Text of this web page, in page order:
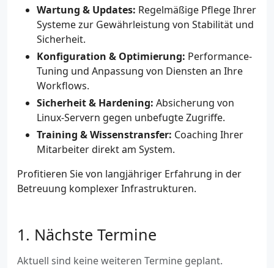
Wartung & Updates: Regelmäßige Pflege Ihrer
Systeme zur Gewährleistung von Stabilität und
Sicherheit.
Konfiguration & Optimierung: Performance-
Tuning und Anpassung von Diensten an Ihre
Workflows.
Sicherheit & Hardening: Absicherung von
Linux-Servern gegen unbefugte Zugriffe.
Training & Wissenstransfer: Coaching Ihrer
Mitarbeiter direkt am System.
Profitieren Sie von langjähriger Erfahrung in der
Betreuung komplexer Infrastrukturen.
Nächste Termine
Aktuell sind keine weiteren Termine geplant.